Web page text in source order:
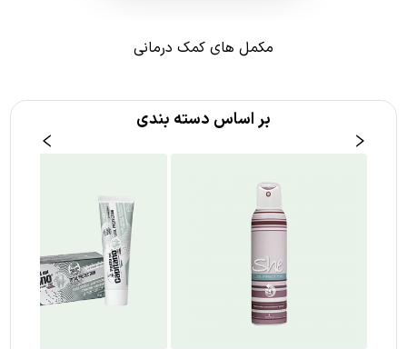
مکمل های کمک درمانی
بر اساس دسته بندی